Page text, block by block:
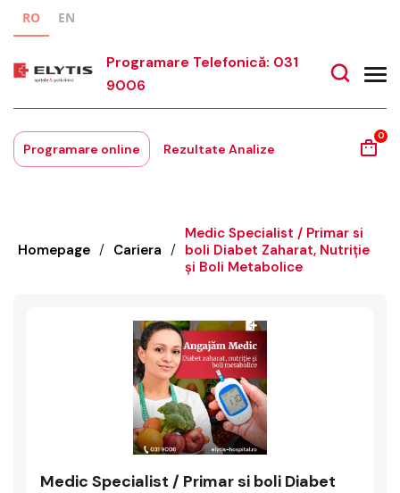
RO EN
Programare Telefonică: 031
9006
Programare online Rezultate Analize
0
Homepage / Cariera /
Medic Specialist / Primar si
boli Diabet Zaharat, Nutriție
și Boli Metabolice
Medic Specialist / Primar si boli Diabet